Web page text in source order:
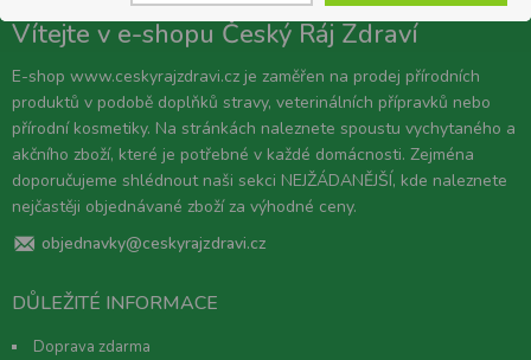
Vítejte v e-shopu Český Ráj Zdraví
E-shop www.ceskyrajzdravi.cz je zaměřen na prodej přírodních
produktů v podobě doplňků stravy, veterinálních přípravků nebo
přírodní kosmetiky. Na stránkách naleznete spoustu vychytaného a
akčního zboží, které je potřebné v každé domácnosti. Zejména
doporučujeme shlédnout naši sekci NEJŽÁDANĚJŠÍ, kde naleznete
nejčastěji objednávané zboží za výhodné ceny.
objednavky@ceskyrajzdravi.cz
DŮLEŽITÉ INFORMACE
Doprava zdarma